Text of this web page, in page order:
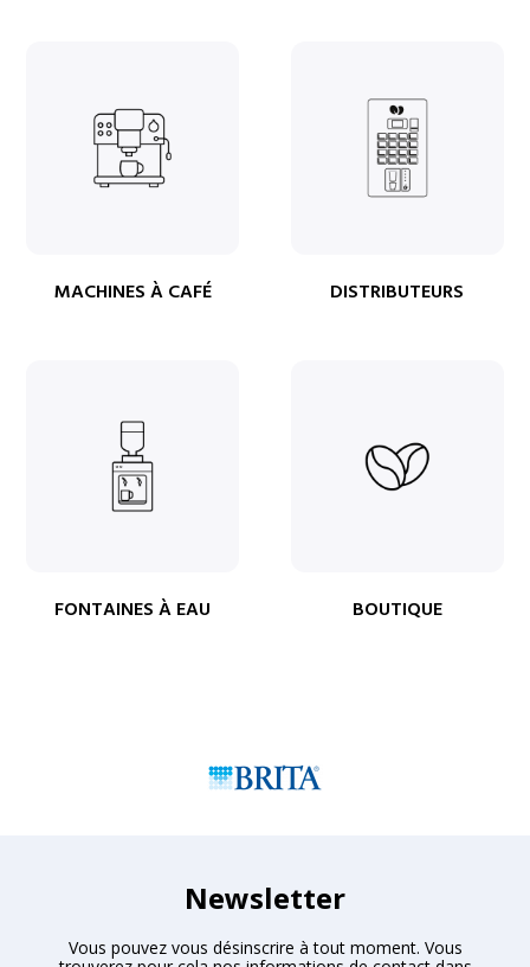
MACHINES À CAFÉ DISTRIBUTEURS
FONTAINES À EAU BOUTIQUE
Newsletter
Vous pouvez vous désinscrire à tout moment. Vous